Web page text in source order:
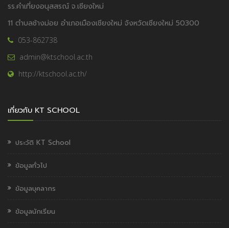
รร.คำเที่ยงอนุสสรณ์ จ.เชียงใหม่
11 ตำบลช้างม่อย อำเภอเมืองเชียงใหม่ จังหวัดเชียงใหม่ 50300
053-862738
admin@ktschool.ac.th
http://ktschool.ac.th/
เกี่ยวกับ KT SCHOOL
ประวัติ KT School
ข้อมูลทั่วไป
ข้อมูลบุคลากร
ข้อมูลนักเรียน